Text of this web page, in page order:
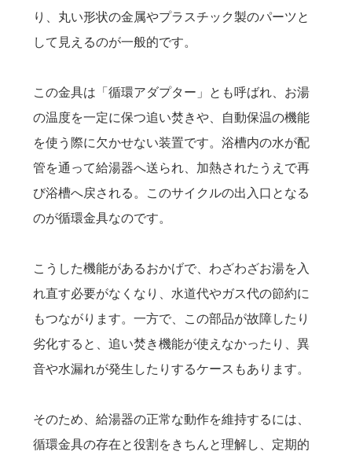
り、丸い形状の金属やプラスチック製のパーツと
して見えるのが一般的です。
この金具は「循環アダプター」とも呼ばれ、お湯
の温度を一定に保つ追い焚きや、自動保温の機能
を使う際に欠かせない装置です。浴槽内の水が配
管を通って給湯器へ送られ、加熱されたうえで再
び浴槽へ戻される。このサイクルの出入口となる
のが循環金具なのです。
こうした機能があるおかげで、わざわざお湯を入
れ直す必要がなくなり、水道代やガス代の節約に
もつながります。一方で、この部品が故障したり
劣化すると、追い焚き機能が使えなかったり、異
音や水漏れが発生したりするケースもあります。
そのため、給湯器の正常な動作を維持するには、
循環金具の存在と役割をきちんと理解し、定期的